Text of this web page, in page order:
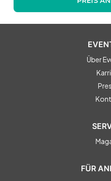
Über
FÜR